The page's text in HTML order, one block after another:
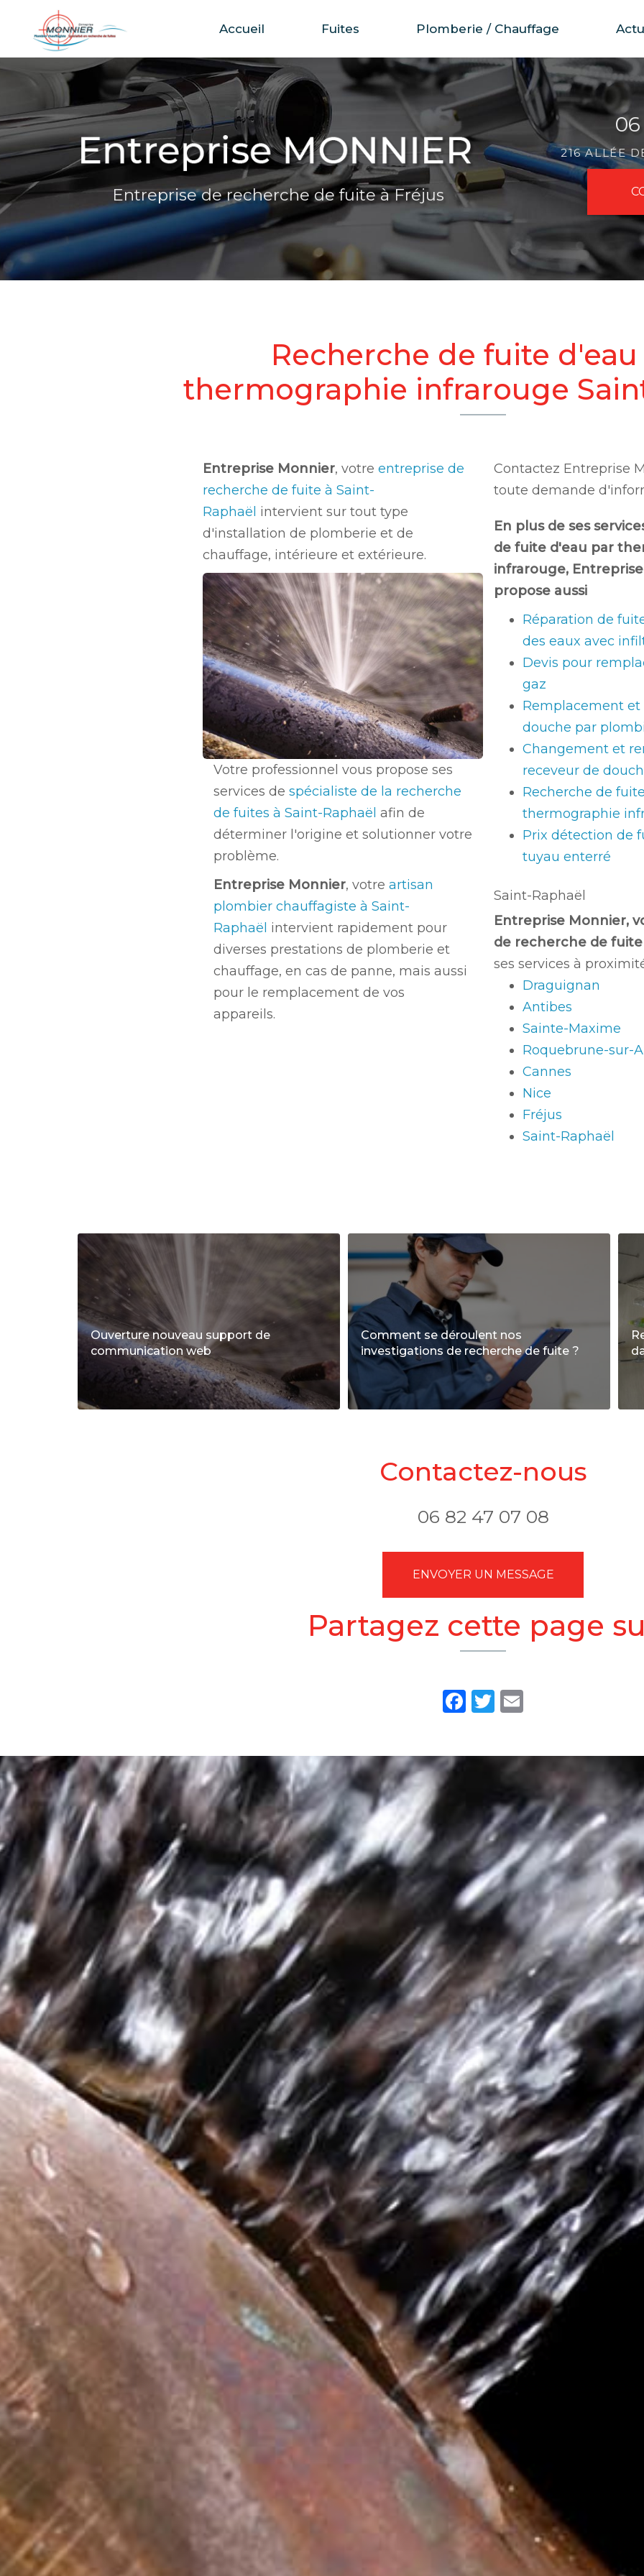
Aller
contenu
principal
Accueil Fuites Plomberie / Chauffage
Entreprise de recherche de fuite à Fréjus
216 ALLÉE
Recherche de fuite
thermographie infrarouge
Entreprise Monnier, votre entreprise de
recherche de fuite à Saint-
Raphaël intervient sur tout type
d'installation de plomberie et de
chauffage, intérieure et extérieure.
Votre professionnel vous propose ses
services de spécialiste de la recherche
de fuites à Saint-Raphaël afin de
déterminer l'origine et solutionner votre
problème.
Entreprise Monnier, votre artisan
plombier chauffagiste à Saint-
Raphaël intervient rapidement pour
diverses prestations de plomberie et
chauffage, en cas de panne, mais aussi
pour le remplacement de vos
appareils.
Contactez Entreprise
toute demande
En plus de ses
de fuite d'eau par
infrarouge,
propose aussi
Réparation de
des eaux avec
Devis pour
gaz
Remplacement
douche par
Changement et
receveur de
Recherche de
thermographie
Prix détection de
tuyau enterré
Saint-Raphaël
Entreprise Monnier,
de recherche de fuite
ses services à
Draguignan
Antibes
Sainte-Maxime
Roquebrune-sur-
Cannes
Nice
Fréjus
Saint-Raphaël
Ouverture nouveau support de
communication web
Comment se déroulent nos
investigations de recherche de fuite ?
Contactez-nous
06 82 47 07 08
ENVOYER UN MESSAGE
Partagez cette page
Facebook
Twitter